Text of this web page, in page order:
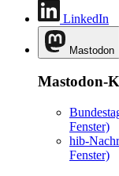
LinkedIn
Mastodon
Mastodon-
Fenster)
hib-
Fenster)